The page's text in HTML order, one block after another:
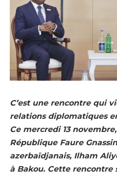
C’est une rencontre qui
relations diplomatiques
Ce mercredi 13
République Faure
azerbaïdjanais, Ilham
à Bakou. Cette rencontre